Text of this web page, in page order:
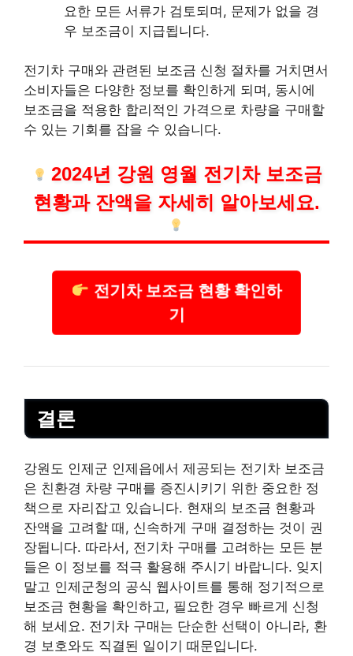
요한 모든 서류가 검토되며, 문제가 없을 경
우 보조금이 지급됩니다.
전기차 구매와 관련된 보조금 신청 절차를 거치면서
소비자들은 다양한 정보를 확인하게 되며, 동시에
보조금을 적용한 합리적인 가격으로 차량을 구매할
수 있는 기회를 잡을 수 있습니다.
2024년 강원 영월 전기차 보조금
현황과 잔액을 자세히 알아보세요.
전기차 보조금 현황 확인하
기
결론
강원도 인제군 인제읍에서 제공되는 전기차 보조금
은 친환경 차량 구매를 증진시키기 위한 중요한 정
책으로 자리잡고 있습니다. 현재의 보조금 현황과
잔액을 고려할 때, 신속하게 구매 결정하는 것이 권
장됩니다. 따라서, 전기차 구매를 고려하는 모든 분
들은 이 정보를 적극 활용해 주시기 바랍니다. 잊지
말고 인제군청의 공식 웹사이트를 통해 정기적으로
보조금 현황을 확인하고, 필요한 경우 빠르게 신청
해 보세요. 전기차 구매는 단순한 선택이 아니라, 환
경 보호와도 직결된 일이기 때문입니다.